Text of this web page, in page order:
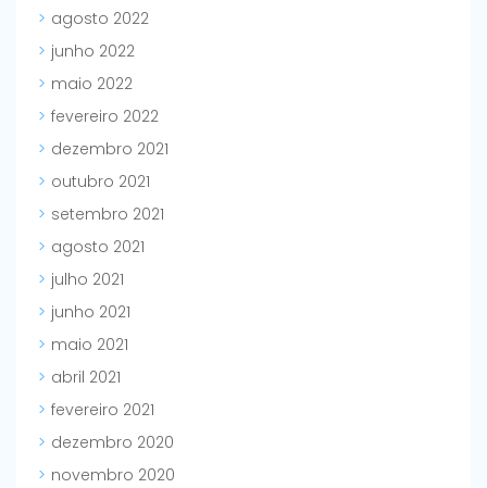
agosto 2022
junho 2022
maio 2022
fevereiro 2022
dezembro 2021
outubro 2021
setembro 2021
agosto 2021
julho 2021
junho 2021
maio 2021
abril 2021
fevereiro 2021
dezembro 2020
novembro 2020